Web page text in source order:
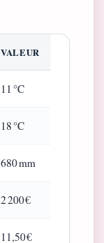
VALEUR
11 °C
18 °C
680 mm
2 200 €
11,50 €